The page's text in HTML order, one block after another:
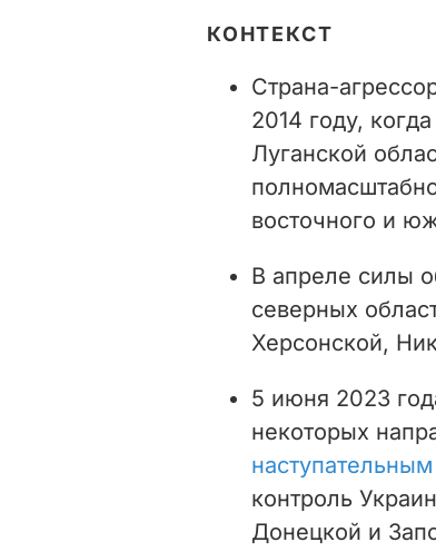
КОНТЕКСТ
Страна-
2014 году,
Луганской
восточного и
В апреле силы
северных
Херсонской,
5 июня 2023
некоторых
контроль
Донецкой и